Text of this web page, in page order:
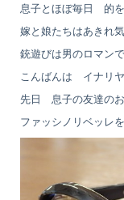
息子とほぼ毎日 的
嫁と娘たちはあきれ
銃遊びは男のロマン
こんばんは イナリ
先日 息子の友達のお
ファッシノリベッレ